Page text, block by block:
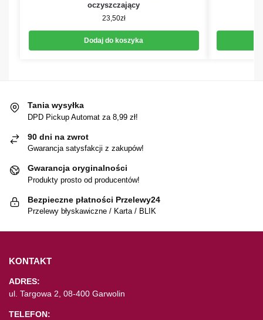
oczyszczający
23,50zł
Dodaj do koszyka
Tania wysyłka
DPD Pickup Automat za 8,99 zł!
90 dni na zwrot
Gwarancja satysfakcji z zakupów!
Gwarancja oryginalności
Produkty prosto od producentów!
Bezpieczne płatności Przelewy24
Przelewy błyskawiczne / Karta / BLIK
KONTAKT
ADRES:
ul. Targowa 2, 08-400 Garwolin
TELEFON: